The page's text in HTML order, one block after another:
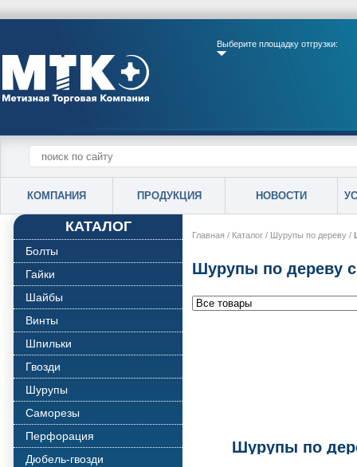
Выберите площадку отгрузки:
КОМПАНИЯ ПРОДУКЦИЯ НОВОСТИ
КАТАЛОГ
Болты
Гайки
Шайбы
Винты
Шпильки
Гвозди
Шурупы
Саморезы
Перфорация
Дюбель-гвозди
Главная / Каталог / Шурупы по дереву /
Шурупы по дереву с
Шурупы по